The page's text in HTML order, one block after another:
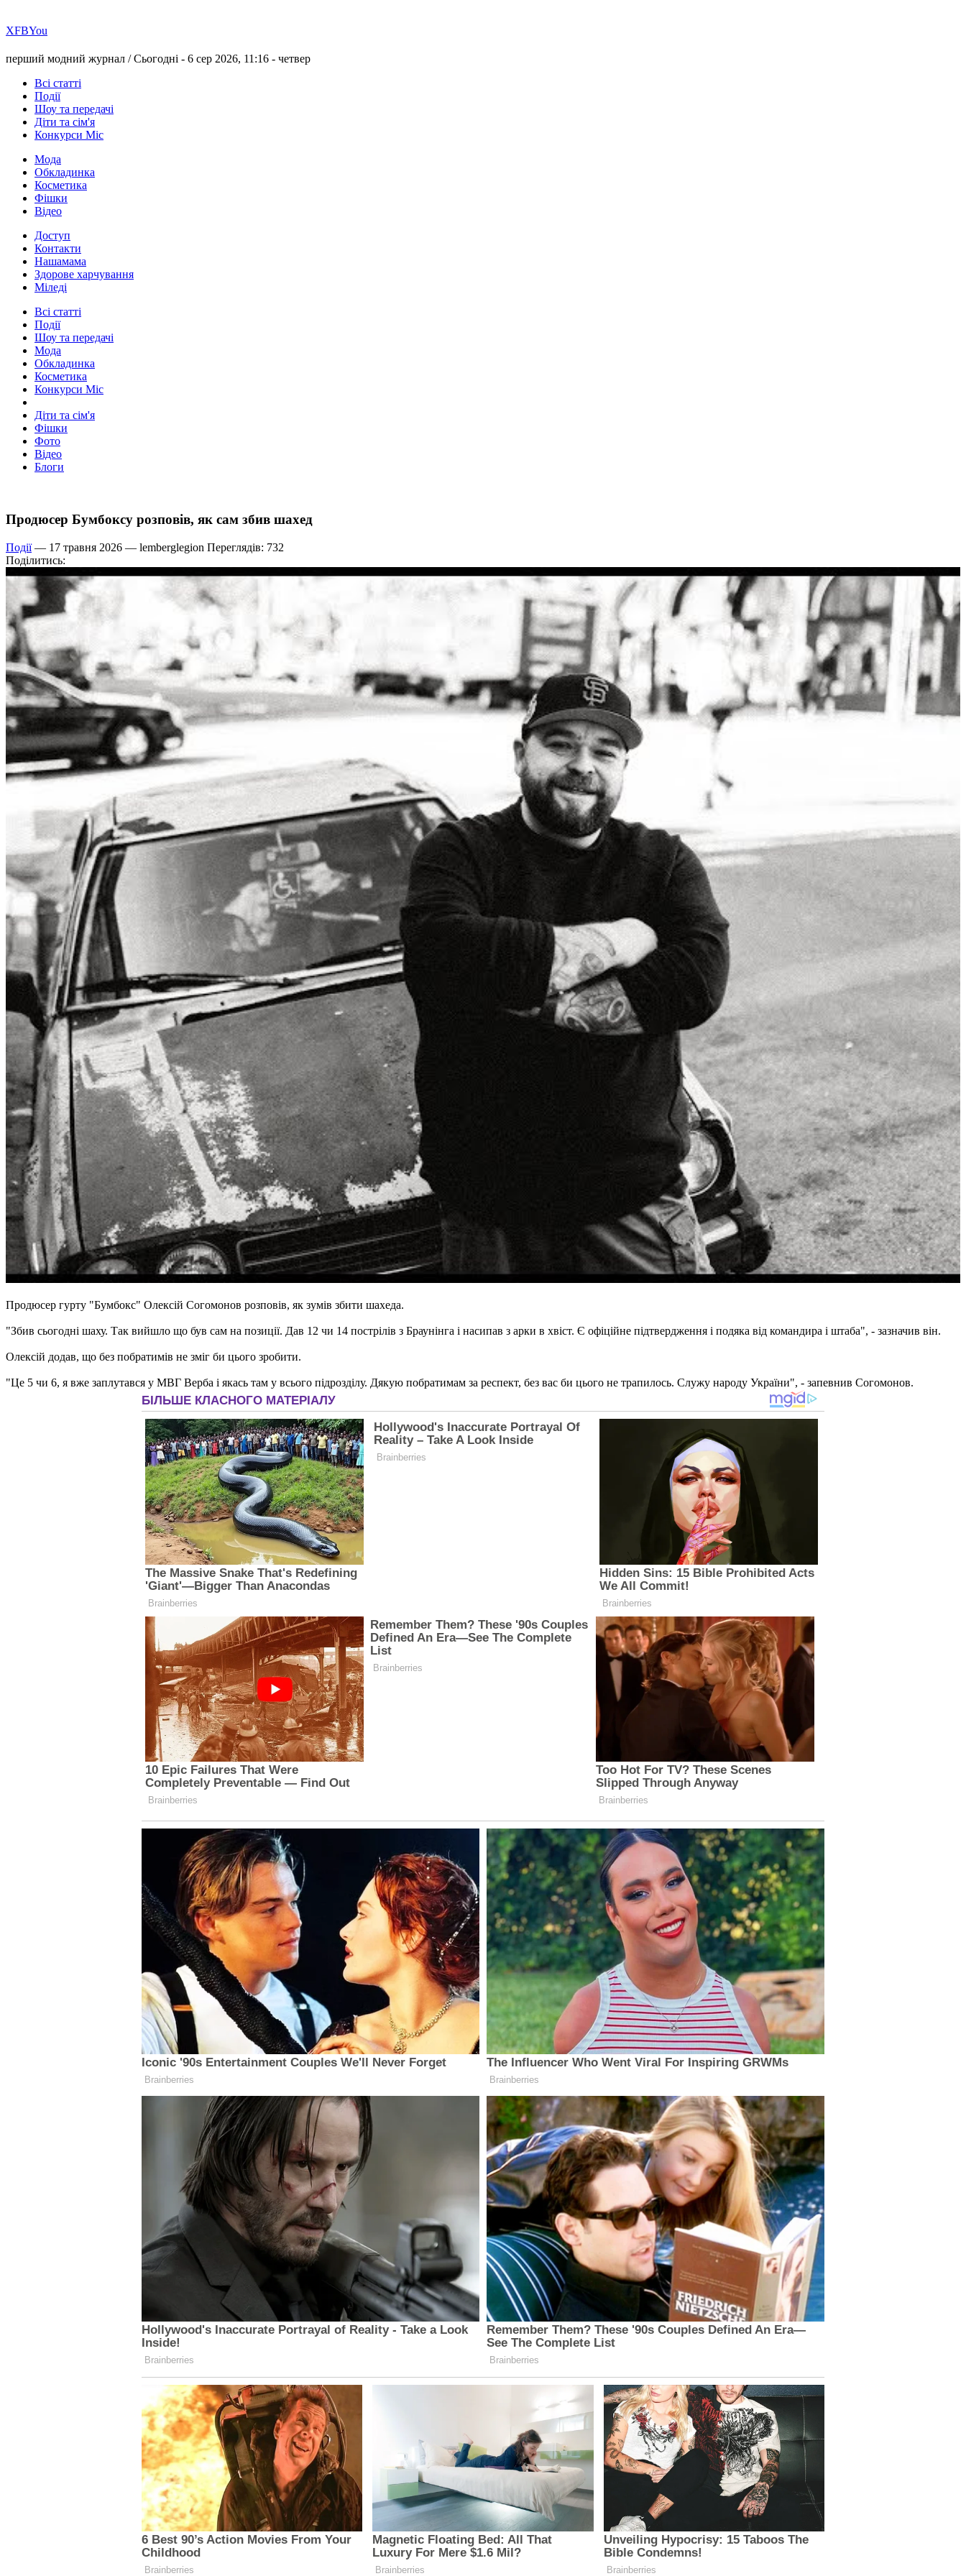
ХFBYou
перший модний журнал /Сьогодні - 6 сер 2026, 11:16 - четвер
Всі статті
Події
Шоу та передачі
Діти та сім'я
Конкурси Міс
Мода
Обкладинка
Косметика
Фішки
Відео
Доступ
Контакти
Нашамама
Здорове харчування
Міледі
Всі статті
Події
Шоу та передачі
Мода
Обкладинка
Косметика
Конкурси Міс
Діти та сім'я
Фішки
Фото
Відео
Блоги
Продюсер Бумбоксу розповів, як сам збив шахед
Події— 17 травня 2026 — lemberglegion Переглядів: 732
Поділитись:
Продюсер гурту "Бумбокс" Олексій Согомонов розповів, як зумів збити шахеда.
"Збив сьогодні шаху. Так вийшло що був сам на позиції. Дав 12 чи 14 пострілів з Браунінга і насипав з арки в хвіст. Є офіційне підтвердження і подяка від командира і штаба", - зазначив він.
Олексій додав, що без побратимів не зміг би цього зробити.
"Це 5 чи 6, я вже заплутався у МВГ Верба і якась там у всього підрозділу. Дякую побратимам за респект, без вас би цього не трапилось. Служу народу України", - запевнив Согомонов.